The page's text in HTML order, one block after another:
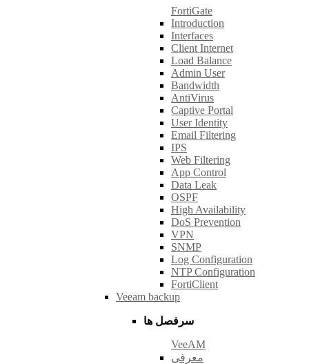
FortiGate
Introduction
Interfaces
Client Internet
Load Balance
Admin User
Bandwidth
AntiVirus
Captive Portal
User Identity
Email Filtering
IPS
Web Filtering
App Control
Data Leak
OSPF
High Availability
DoS Prevention
VPN
SNMP
Log Configuration
NTP Configuration
FortiClient
Veeam backup
سرفصل ها
VeeAM
معرفی